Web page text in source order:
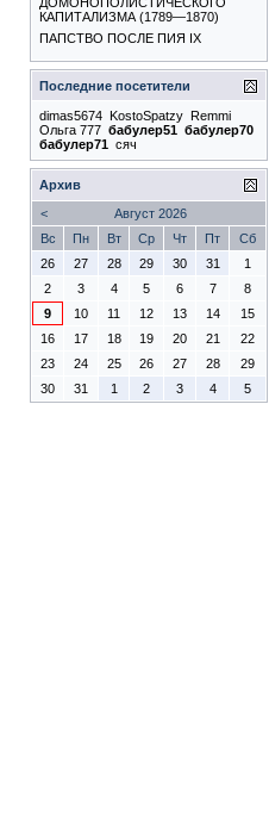
ДОМОНОПОЛИСТИЧЕСКОГО
КАПИТАЛИЗМА (1789—1870)
ПАПСТВО ПОСЛЕ ПИЯ IX
Последние посетители
dimas5674 KostoSpatzy
Remmi
Ольга 777 бабулер51 бабулер70
бабулер71 сяч
Архив
<
Август 2026
Вс
Пн Вт Ср Чт Пт
Сб
26
27 28 29 30 31
1
2
3 4 5 6 7
8
9
10 11 12 13 14
15
16
17 18 19 20 21
22
23
24 25 26 27 28
29
30
31 1 2 3 4 5